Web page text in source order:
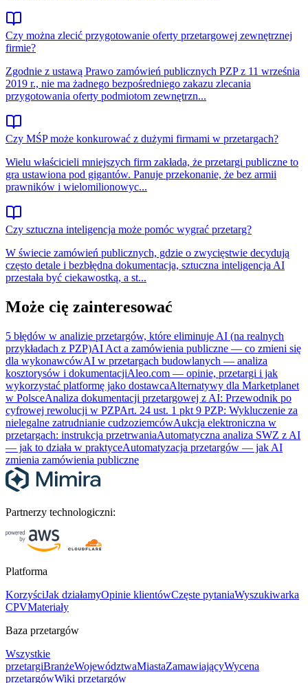
Czy można zlecić przygotowanie oferty przetargowej zewnętrznej
firmie?
Zgodnie z ustawą Prawo zamówień publicznych PZP z 11 września
2019 r., nie ma żadnego bezpośredniego zakazu zlecania
przygotowania oferty podmiotom zewnętrzn...
Czy MŚP może konkurować z dużymi firmami w przetargach?
Wielu właścicieli mniejszych firm zakłada, że przetargi publiczne to
gra ustawiona pod gigantów. Panuje przekonanie, że bez armii
prawników i wielomilionowyc...
Czy sztuczna inteligencja może pomóc wygrać przetarg?
W świecie zamówień publicznych, gdzie o zwycięstwie decydują
często detale i bezbłędna dokumentacja, sztuczna inteligencja AI
przestała być ciekawostką, a st...
Może cię zainteresować
5 błędów w analizie przetargów, które eliminuje AI (na realnych
przykładach z PZP)AI Act a zamówienia publiczne — co zmieni się
dla wykonawcówAI w przetargach budowlanych — analiza
kosztorysów i dokumentacjiAleo.com — opinie, przetargi i jak
wykorzystać platformę jako dostawcaAlternatywy dla Marketplanet
w PolsceAnaliza dokumentacji przetargowej z AI: Przewodnik po
cyfrowej rewolucji w PZPArt. 24 ust. 1 pkt 9 PZP: Wykluczenie za
nielegalne zatrudnianie cudzoziemcówAukcja elektroniczna w
przetargach: instrukcja przetrwaniaAutomatyczna analiza SWZ z AI
— jak to działa w praktyceAutomatyzacja przetargów — jak AI
zmienia zamówienia publiczne
Partnerzy technologiczni:
Platforma
KorzyściJak działamyOpinie klientówCzęste pytaniaWyszukiwarka
CPVMateriały
Baza przetargów
Wszystkie
przetargiBranżeWojewództwaMiastaZamawiającyWycena
przetargówWiki przetargów